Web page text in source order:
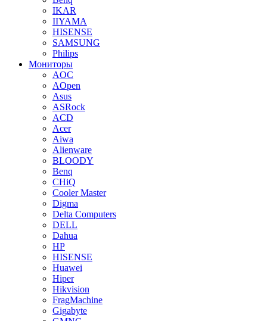
IKAR
IIYAMA
HISENSE
SAMSUNG
Philips
Мониторы
AOC
AOpen
Asus
ASRock
ACD
Acer
Aiwa
Alienware
BLOODY
Benq
CHiQ
Cooler Master
Digma
Delta Computers
DELL
Dahua
HP
HISENSE
Huawei
Hiper
Hikvision
FragMachine
Gigabyte